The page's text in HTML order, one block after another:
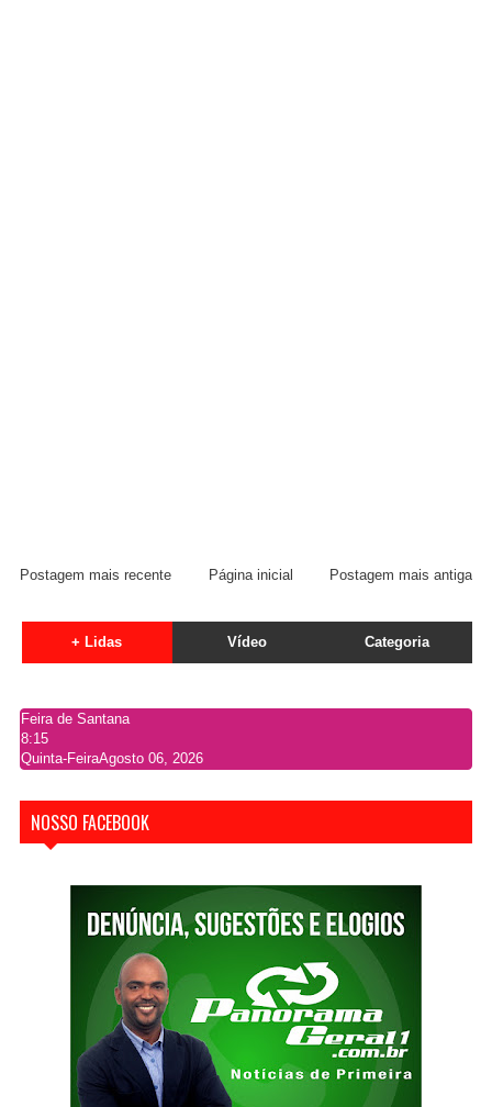
Postagem mais recente Postagem mais antiga
Página inicial
+ Lidas Vídeo Categoria
Feira de Santana
8:15
Quinta-FeiraAgosto 06, 2026
NOSSO FACEBOOK